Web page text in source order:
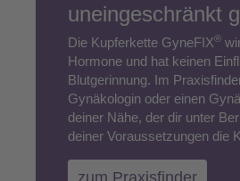
uneingeschränkt
Die Kupferkette GyneFIX®
Hormone und hat keinen
Blutgerinnung. Im
Gynäkologin oder einen
deiner Nähe, der dir unter
deiner Voraussetzungen die
zum Praxisfinder